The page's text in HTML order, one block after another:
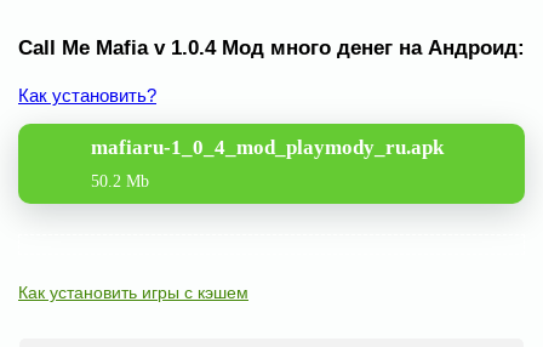
Call Me Mafia v 1.0.4 Мод много денег на Андроид:
Как установить?
mafiaru-1_0_4_mod_playmody_ru.apk
50.2 Mb
Как установить игры с кэшем